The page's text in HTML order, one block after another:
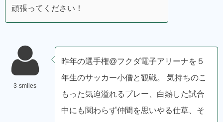
頑張ってください！
3-smiles
昨年の選手権@フクダ電子アリーナを５
年生のサッカー小僧と観戦。 気持ちのこ
もった気迫溢れるプレー、白熱した試合
中にも関わらず仲間を思いやる仕草、そ